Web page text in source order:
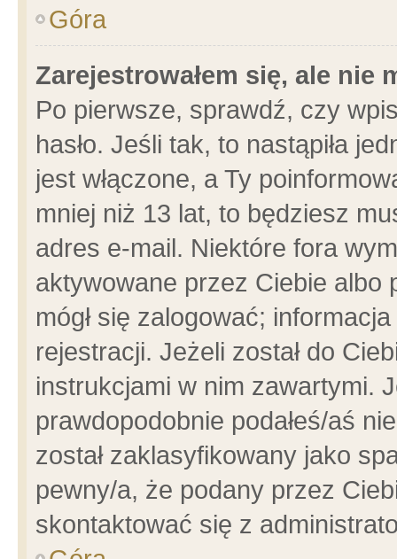
Góra
Zarejestrowałem się, ale nie
Po pierwsze, sprawdź, czy
hasło. Jeśli tak, to nastąpiła
jest włączone, a Ty
mniej niż 13 lat, to będziesz
adres e-mail. Niektóre fora
aktywowane przez Ciebie albo
mógł się zalogować;
rejestracji. Jeżeli został do
instrukcjami w nim zawartymi.
prawdopodobnie podałeś/aś
został zaklasyfikowany jako
pewny/a, że podany przez
skontaktować się z